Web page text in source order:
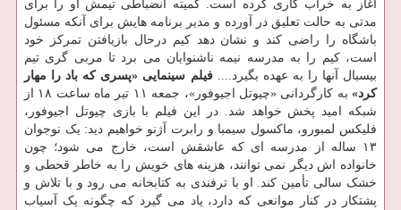
آغاز به خراب کاری کرده است. کمیته انضباطی تیمش او را برای
مدتی به حالت تعلیق در آورده و مدیر برنامه هایش برای آنکه مسئول
باشگاه را راضی کند و نشان دهد کیم درحال بازیافتن تمرکز خود
است، کیم را به مدرسه نیمه ناشنوایان می برد تا مربی گری تیم
بیسبال آنها را به عهده بگیرد....فیلم سینمایی «پسری که باد را مهار
کرد»
به کارگردانی «چیوتل اجیوفور»، جمعه ۱۱ تیر ماه ساعت ۱۸ از
شبکه امید پخش خواهد شد. در این فیلم با بازی چیوتل اجیوفور،
فلیکس لمبورو، ماکسول سیمبا و رابرت آژنو خواهیم دید: یک نوجوان
۱۳ ساله از مدرسه ای که عاشقش است، خارج می شود؛ چون
خانواده اش دیگر نمی توانند، هزینه های خویش را به خاطر قحطی و
خشک سالی تأمین کند. او با ترفندی به کتابخانه می رود و با تلاش و
پشتکار در کنار موانعی که دارد، یاد می گیرد که چگونه یک آسیاب